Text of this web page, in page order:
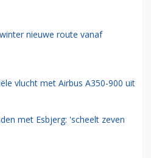
nieuwe route vanaf
vlucht met Airbus A350-900 uit
met Esbjerg: 'scheelt zeven